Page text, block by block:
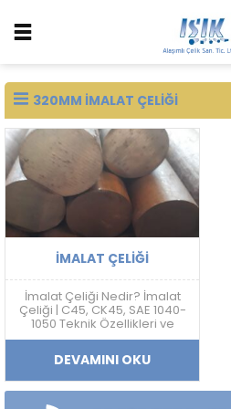
320MM IMALAT ÇELIĞI
İMALAT ÇELIĞI
İmalat Çeliği Nedir? İmalat
Çeliği | C45, CK45, SAE 1040-
1050 Teknik Özellikleri ve
Fiyatları İmalat çeliği; makine,
otomotiv, savunma sanayi,
kalıp ve mekanik sistem
üretimlerinde yaygın
kullanılan karbon esaslı
DEVAMINI OKU